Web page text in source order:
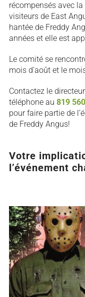
récompensés avec
visiteurs de East
hantée de Freddy
années et elle est
Le comité se
mois d’août et le
Contactez le
téléphone au 819
pour faire partie de
de Freddy Angus!
Votre
l’événement